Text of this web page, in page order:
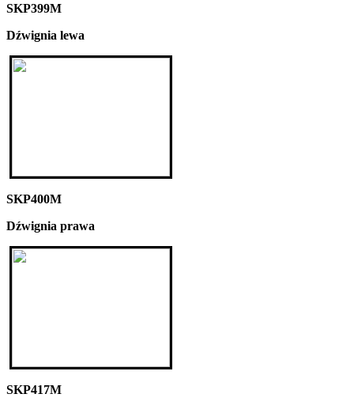
SKP399M
Dźwignia lewa
SKP400M
Dźwignia prawa
SKP417M